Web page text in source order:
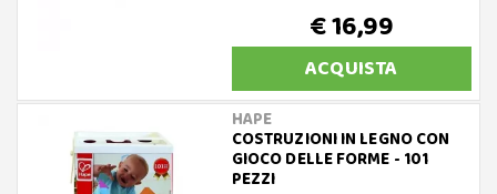
€ 16,99
ACQUISTA
HAPE
COSTRUZIONI IN LEGNO CON
GIOCO DELLE FORME - 101
PEZZI